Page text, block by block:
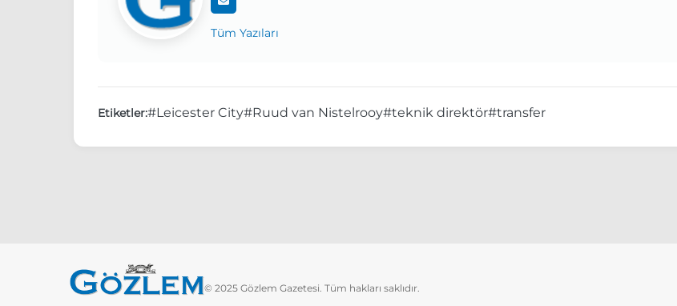
Tüm Yazıları
Etiketler:#Leicester City#Ruud van Nistelrooy#teknik direktör#transfer
© 2025 Gözlem Gazetesi. Tüm hakları saklıdır.